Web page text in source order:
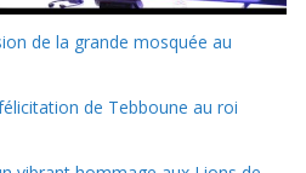
de la grande mosquée au
de Tebboune au roi